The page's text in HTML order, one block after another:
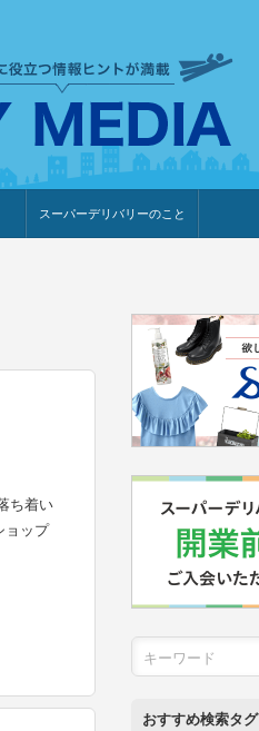
スーパーデリバリーのこと
ち着い
ョップ
おすすめ検索タグ